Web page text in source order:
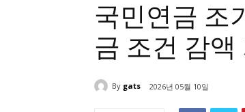
국민연금 조
금 조건 감액
By gats 2026년 05월 10일